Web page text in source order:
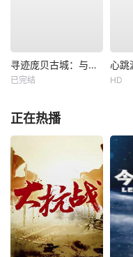
寻迹庞贝古城：与汤姆·希德勒斯顿同行
已完结 HD
正在热播